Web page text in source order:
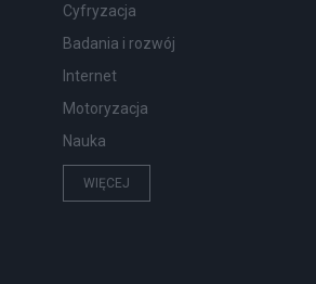
Cyfryzacja
Badania i rozwój
Internet
Motoryzacja
Nauka
WIĘCEJ